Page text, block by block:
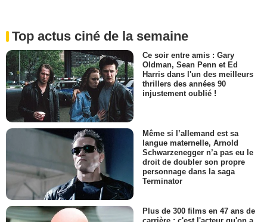
Top actus ciné de la semaine
Ce soir entre amis : Gary
Oldman, Sean Penn et Ed
Harris dans l'un des meilleurs
thrillers des années 90
injustement oublié !
Même si l’allemand est sa
langue maternelle, Arnold
Schwarzenegger n’a pas eu le
droit de doubler son propre
personnage dans la saga
Terminator
Plus de 300 films en 47 ans de